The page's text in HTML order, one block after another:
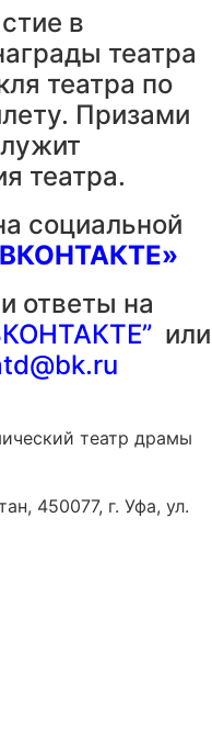
в
театра
театра по
Призами
театра.
социальной
ответы на
или
театр драмы
450077, г. Уфа, ул.